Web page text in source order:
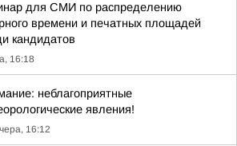
для СМИ по распределению
времени и печатных площадей
кандидатов
16:18
неблагоприятные
явления!
16:12